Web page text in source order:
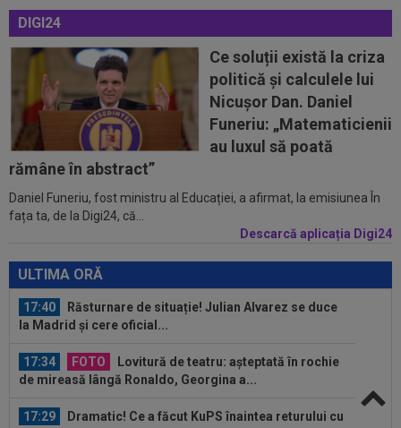
DIGI24
Ce soluții există la criza
politică și calculele lui
Nicușor Dan. Daniel
Funeriu: „Matematicienii
au luxul să poată
rămâne în abstract”
Daniel Funeriu, fost ministru al Educației, a afirmat, la emisiunea În
fața ta, de la Digi24, că...
Descarcă aplicația Digi24
ULTIMA ORĂ
16:57 EXCLUSIV
Promisiunea pe care i-a făcut-o
Ioan Varga lui Marius Șumudică
16:56
Petrolul - Oțelul, LIVE VIDEO, 18:30, Digi Sport
1. Echipele. Moldovenii s-au...
16:47
Ce ofertă: 115.000.000 de euro pentru
transferul lui Arda Guler!
16:46
Surpriză uriașă: Kylian Mbappe semnează!
”Acordul se încheie acum! O schimbare...
2-0, DGS 1. Purece a ratat un penalty! Doi eliminați...
17:40
Răsturnare de situație! Julian Alvarez se duce
la Madrid și cere oficial...
17:34 FOTO
Lovitură de teatru: așteptată în rochie
de mireasă lângă Ronaldo, Georgina a...
17:29
Dramatic! Ce a făcut KuPS înaintea returului cu